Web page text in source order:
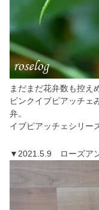
まだまだ花弁数も控え
ピンクイブピアッチェ
弁。
イブピアッチェシリー
▼2021.5.9 ローズア